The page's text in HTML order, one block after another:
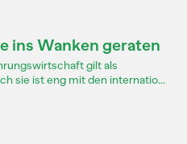
ins Wanken geraten
gilt als
sie ist eng mit den internatio...